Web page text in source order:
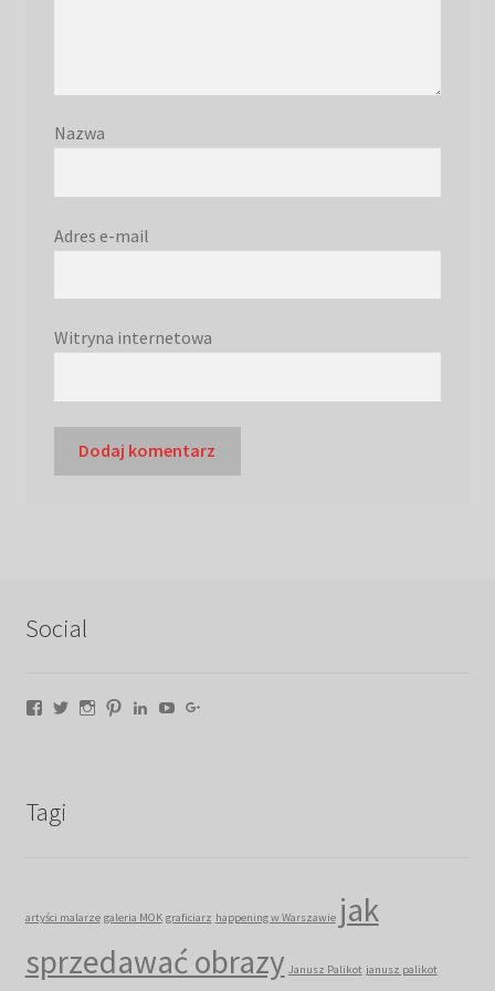
Nazwa
Adres e-mail
Witryna internetowa
Social
Facebook
TwitterInstagram
PinterestLinkedIn
YouTube
Tagi
artyści malarze galeria MOK graficiarz happening w Warszawie jak
sprzedawać obrazy Janusz Palikot janusz palikot